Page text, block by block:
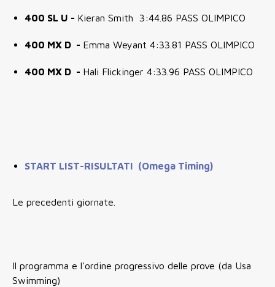
400 SL U - Kieran Smith 3:44.86 PASS OLIMPICO
400 MX D - Emma Weyant 4:33.81 PASS OLIMPICO
400 MX D - Hali Flickinger 4:33.96 PASS OLIMPICO
START LIST-RISULTATI (Omega Timing)
Le precedenti giornate.
Il programma e l'ordine progressivo delle prove (da Usa
Swimming)